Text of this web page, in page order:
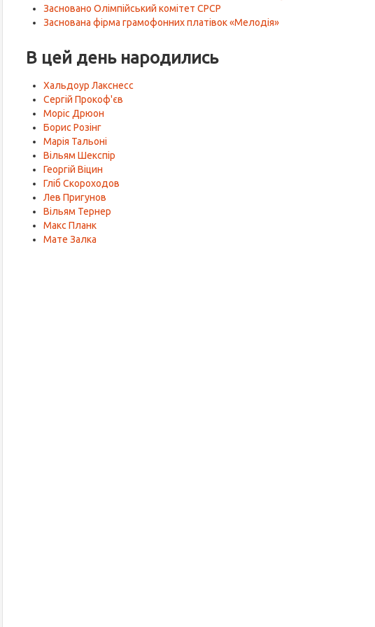
Засновано Олімпійський комітет СРСР
Заснована фірма грамофонних платівок «Мелодія»
В цей день народились
Хальдоур Лакснесс
Сергій Прокоф'єв
Моріс Дрюон
Борис Розінг
Марія Тальоні
Вільям Шекспір
Георгій Віцин
Гліб Скороходов
Лев Пригунов
Вільям Тернер
Макс Планк
Мате Залка